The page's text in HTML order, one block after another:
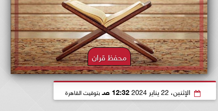
محفظ قران
الإثنين، 22 يناير 2024 12:32 صـ بتوقيت القاهرة